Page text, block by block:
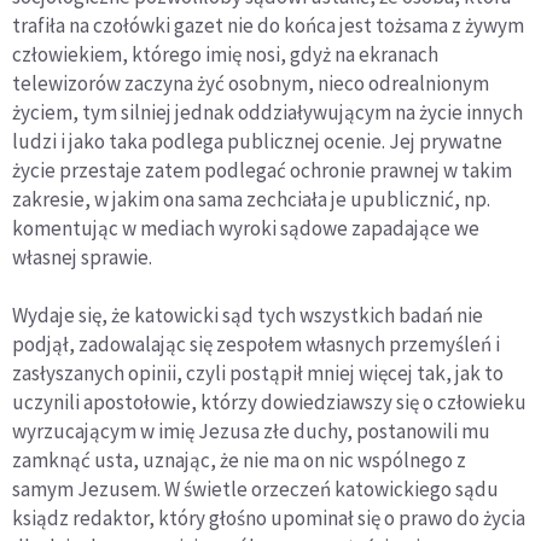
trafiła na czołówki gazet nie do końca jest tożsama z żywym
człowiekiem, którego imię nosi, gdyż na ekranach
telewizorów zaczyna żyć osobnym, nieco odrealnionym
życiem, tym silniej jednak oddziaływującym na życie innych
ludzi i jako taka podlega publicznej ocenie. Jej prywatne
życie przestaje zatem podlegać ochronie prawnej w takim
zakresie, w jakim ona sama zechciała je upublicznić, np.
komentując w mediach wyroki sądowe zapadające we
własnej sprawie.
Wydaje się, że katowicki sąd tych wszystkich badań nie
podjął, zadowalając się zespołem własnych przemyśleń i
zasłyszanych opinii, czyli postąpił mniej więcej tak, jak to
uczynili apostołowie, którzy dowiedziawszy się o człowieku
wyrzucającym w imię Jezusa złe duchy, postanowili mu
zamknąć usta, uznając, że nie ma on nic wspólnego z
samym Jezusem. W świetle orzeczeń katowickiego sądu
ksiądz redaktor, który głośno upominał się o prawo do życia